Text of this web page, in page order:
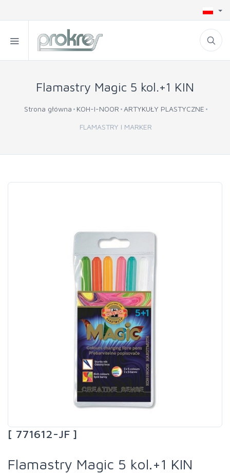
Flamastry Magic 5 kol.+1 KIN
Strona główna KOH-I-NOOR ARTYKUŁY PLASTYCZNE
FLAMASTRY I MARKER
[ 771612-JF ]
Flamastry Magic 5 kol.+1 KIN